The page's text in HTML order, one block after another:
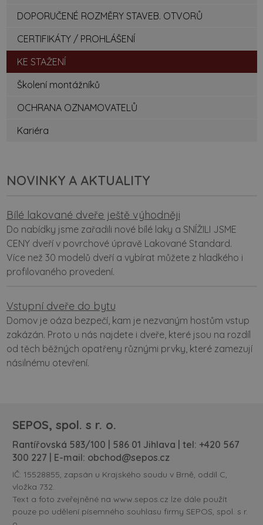
DOPORUČENÉ ROZMĚRY STAVEB. OTVORŮ
CERTIFIKÁTY / PROHLÁŠENÍ
KE STAŽENÍ
Školení montážníků
OCHRANA OZNAMOVATELŮ
Kariéra
NOVINKY A AKTUALITY
Bílé lakované dveře ještě výhodněji
Do nabídky jsme zařadili nové bílé laky a SNÍŽILI JSME
CENY dveří v povrchové úpravě Lakované Standard.
Více než 30 modelů dveří a vybírat můžete z hladkého i
profilovaného provedení.
Vstupní dveře do bytu
Domov je oáza bezpečí, kam je nezvaným hostům vstup
zakázán. Proto u nás najdete i dveře, které jsou na rozdíl
od těch běžných opatřeny různými prvky, které zamezují
násilnému otevření.
SEPOS, spol. s r. o.
Rantířovská 583/100 | 586 01 Jihlava | tel: +420 567
300 227 | E-mail: obchod@sepos.cz
IČ: 15528855, zapsán u Krajského soudu v Brně, oddíl C,
vložka 732.
Text a foto zveřejněné na www.sepos.cz lze dále použít
pouze po udělení písemného souhlasu firmy SEPOS, spol. s r.